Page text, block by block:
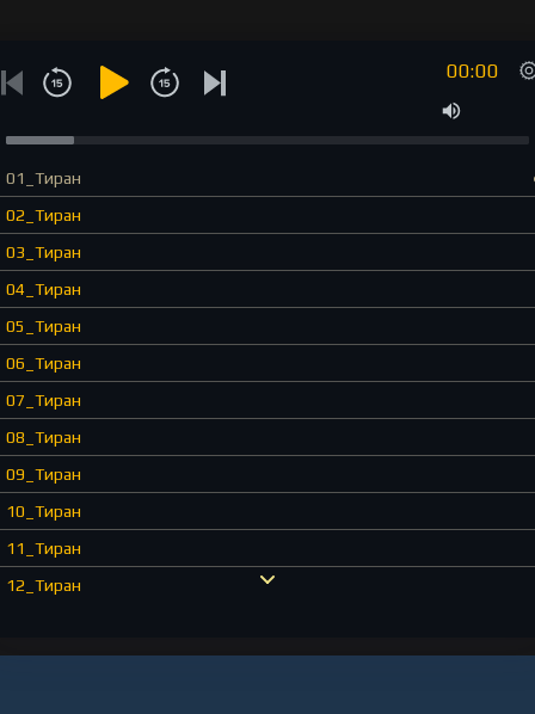
00:00
01_Тиран
02_Тиран
03_Тиран
04_Тиран
05_Тиран
06_Тиран
07_Тиран
08_Тиран
09_Тиран
10_Тиран
11_Тиран
12_Тиран
14_Тиран